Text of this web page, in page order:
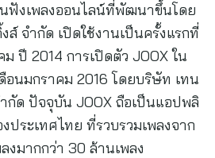
ฟังเพลงออนไลน์ที่พัฒนาขึ้นโดย
ส์ จำกัด เปิดใช้งานเป็นครั้งแรกที่
ปี 2014 การเปิดตัว JOOX ใน
อนมกราคม 2016 โดยบริษัท เทน
กัด ปัจจุบัน JOOX ถือเป็นแอปพลิ
ประเทศไทย ที่รวบรวมเพลงจาก
งมากกว่า 30 ล้านเพลง